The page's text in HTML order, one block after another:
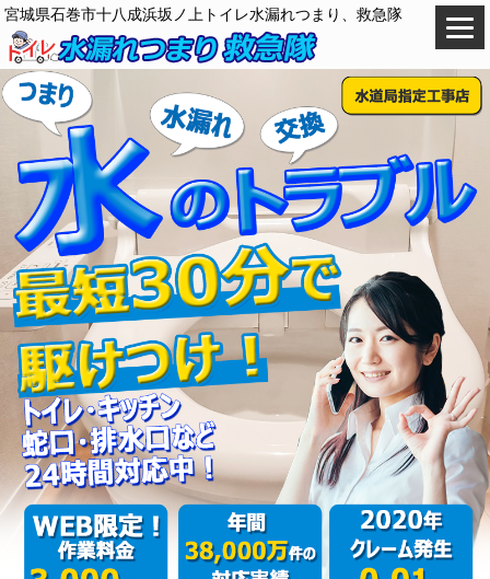
宮城県石巻市十八成浜坂ノ上トイレ水漏れつまり、救急隊